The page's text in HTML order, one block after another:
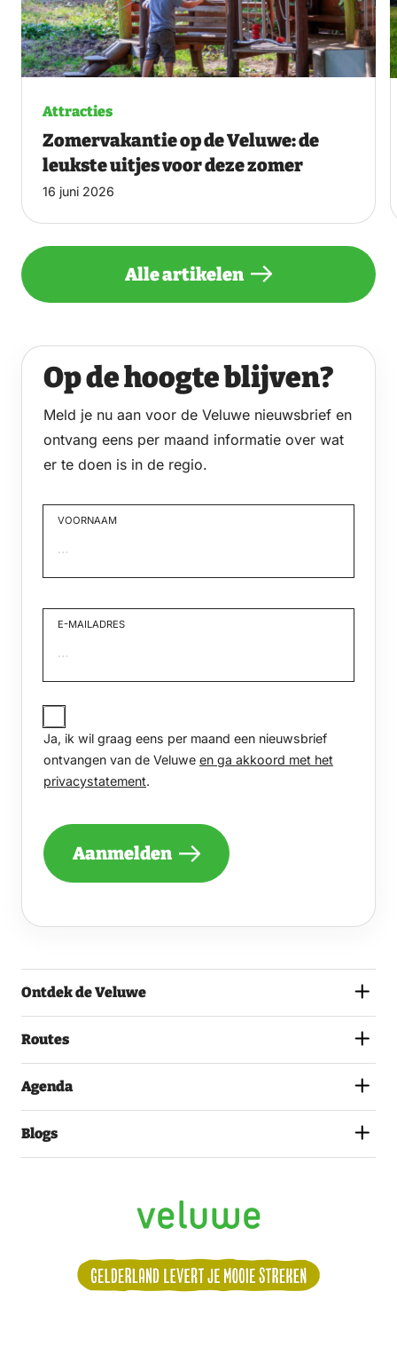
Attracties
Zomervakantie op de Veluwe: de
leukste uitjes voor deze zomer
16 juni 2026
Alle artikelen
Op de hoogte blijven?
Meld je nu aan voor de Veluwe nieuwsbrief en
ontvang eens per maand informatie over wat
er te doen is in de regio.
VOORNAAM
E-MAILADRES
JA,
IK
WIL
GRAAG
PER
EEN
ONTVANGEN
EN
HET
Ja, ik wil graag eens per maand een nieuwsbrief
ontvangen van de Veluwe en ga akkoord met het
privacystatement.
Aanmelden
Ontdek de Veluwe
Routes
Agenda
Blogs